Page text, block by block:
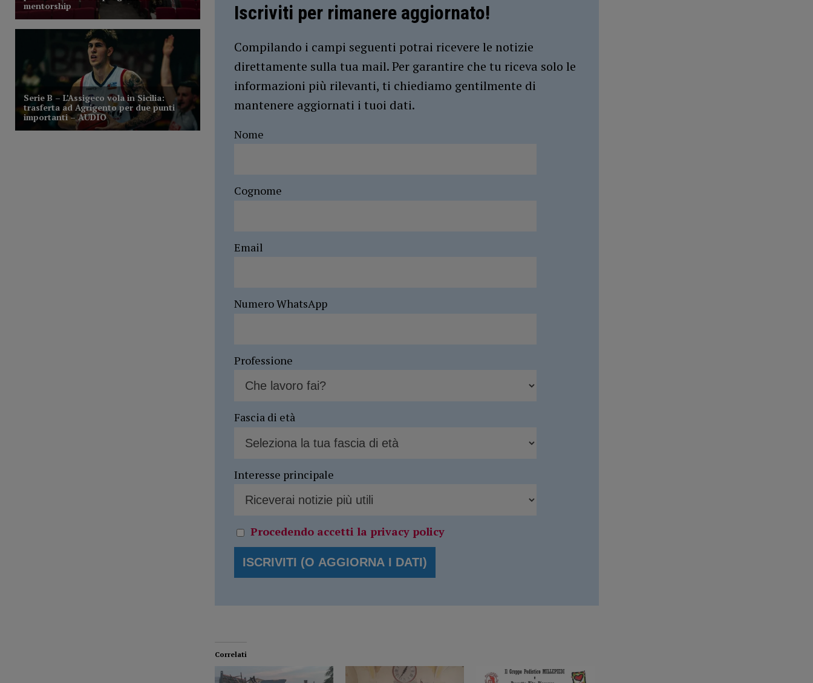
Iscriviti per rimanere aggiornato!
Compilando i campi seguenti potrai ricevere le notizie
direttamente sulla tua mail. Per garantire che tu riceva solo le
informazioni più rilevanti, ti chiediamo gentilmente di
mantenere aggiornati i tuoi dati.
Nome
Cognome
Email
Numero WhatsApp
Professione
Fascia di età
Interesse principale
Procedendo accetti la privacy policy
Correlati